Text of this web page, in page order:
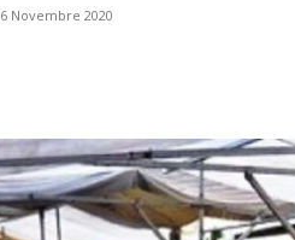
6 Novembre 2020